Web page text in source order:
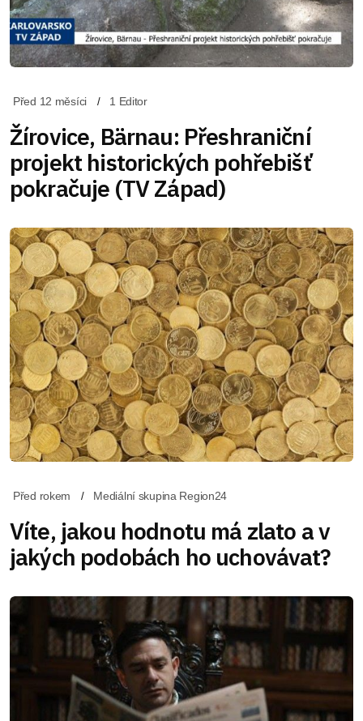
Před 12 měsíci 1 Editor
Žírovice, Bärnau: Přeshraniční
projekt historických pohřebišť
pokračuje (TV Západ)
Před rokem Mediální skupina Region24
Víte, jakou hodnotu má zlato a v
jakých podobách ho uchovávat?